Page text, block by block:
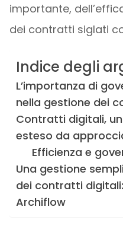
importante,
dei contratti siglati
Indice degli
L’importanza di
nella gestione dei
Contratti digitali,
esteso da
Efficienza e
Una gestione
dei contratti
Archiflow